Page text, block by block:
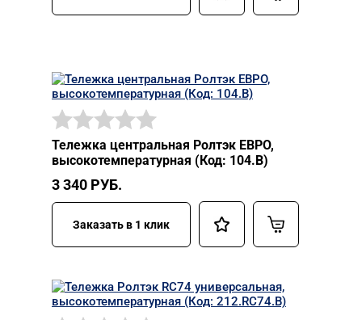
Тележка центральная Ролтэк ЕВРО,
высокотемпературная (Код: 104.В)
3 340 РУБ.
Заказать в 1 клик